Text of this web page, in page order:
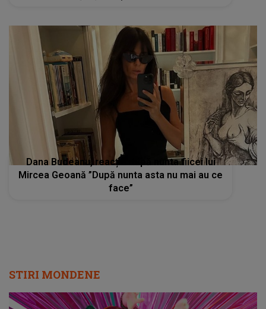
Dana Budeanu, reacție după nunta fiicei lui
Mircea Geoană ”După nunta asta nu mai au ce
face”
STIRI MONDENE